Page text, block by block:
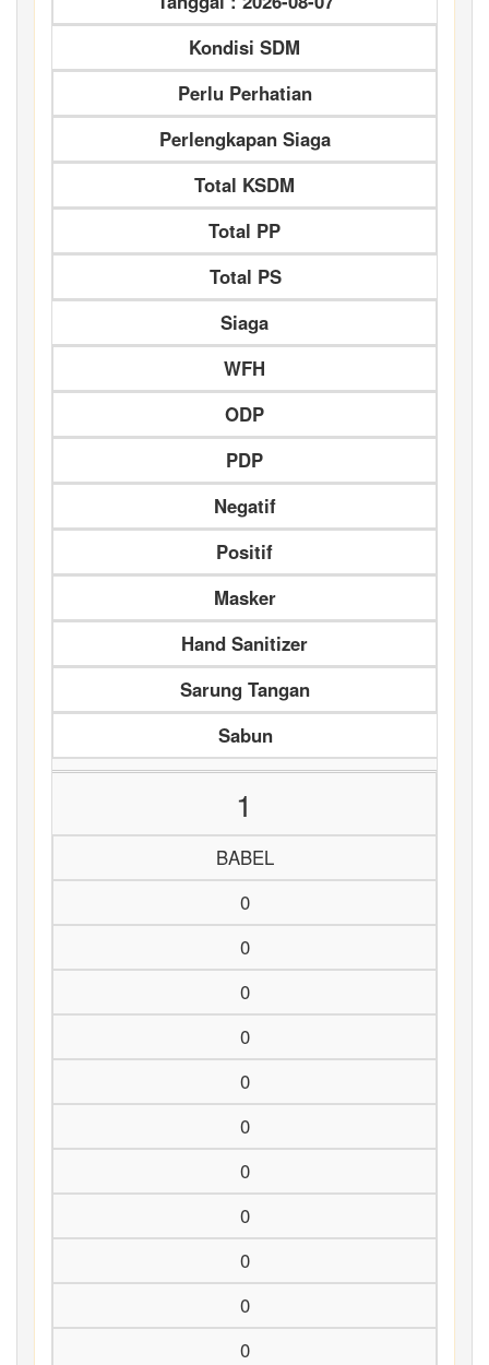
Kondisi SDM
Perlu Perhatian
Perlengkapan Siaga
Total KSDM
Total PP
Total PS
Siaga
WFH
ODP
PDP
Negatif
Positif
Masker
Hand Sanitizer
Sarung Tangan
Sabun
1
BABEL
0
0
0
0
0
0
0
0
0
0
0